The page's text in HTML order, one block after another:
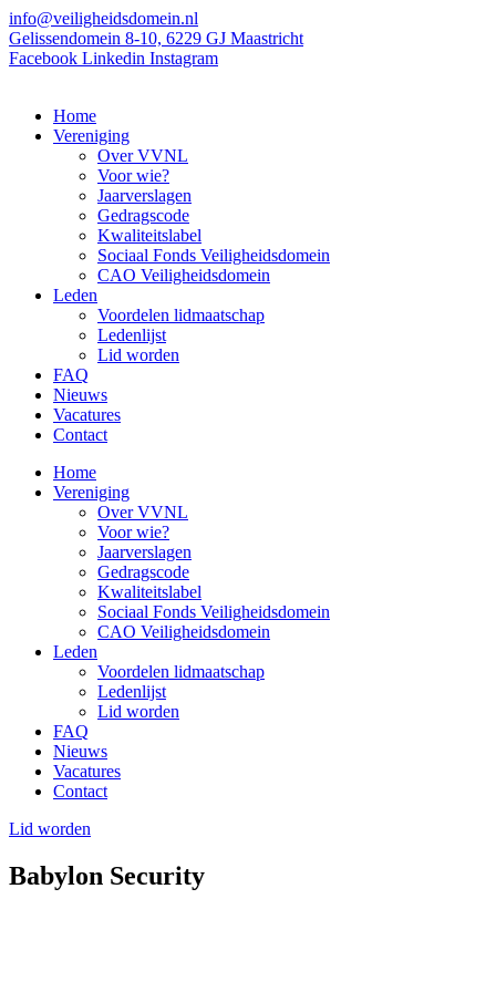
Ga
naar
de
info@veiligheidsdomein.nl
Gelissendomein 8-10, 6229 GJ Maastricht
Facebook Linkedin Instagram
Home
Vereniging
Over VVNL
Voor wie?
Jaarverslagen
Gedragscode
Kwaliteitslabel
Sociaal Fonds Veiligheidsdomein
CAO Veiligheidsdomein
Leden
Voordelen lidmaatschap
Ledenlijst
Lid worden
FAQ
Nieuws
Vacatures
Contact
Home
Vereniging
Over VVNL
Voor wie?
Jaarverslagen
Gedragscode
Kwaliteitslabel
Sociaal Fonds Veiligheidsdomein
CAO Veiligheidsdomein
Leden
Voordelen lidmaatschap
Ledenlijst
Lid worden
FAQ
Nieuws
Vacatures
Contact
Lid worden
Babylon Security